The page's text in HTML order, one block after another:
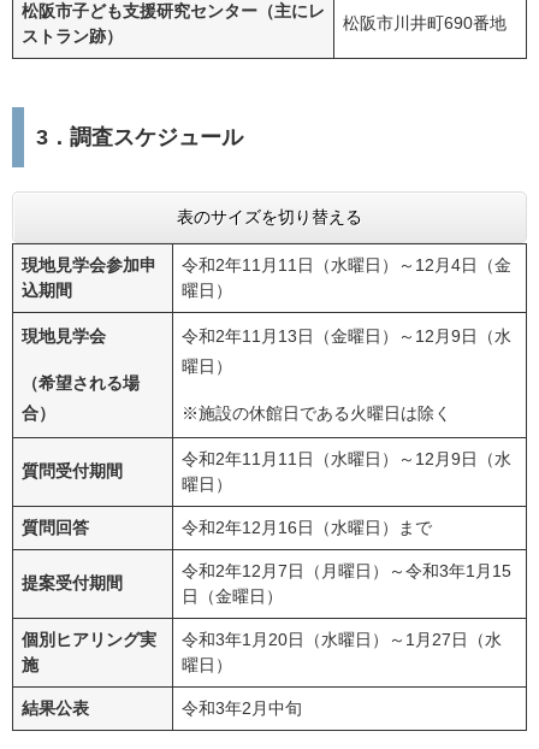
松阪市子ども支援研究センター（主にレ
ストラン跡）
松阪市川井町690番地
3．調査スケジュール
表のサイズを切り替える
現地見学会参加申
込期間
令和2年11月11日（水曜日）～12月4日（金
曜日）
現地見学会
（希望される場
合）
令和2年11月13日（金曜日）～12月9日（水
曜日）
※施設の休館日である火曜日は除く
質問受付期間
令和2年11月11日（水曜日）～12月9日（水
曜日）
質問回答 令和2年12月16日（水曜日）まで
提案受付期間
令和2年12月7日（月曜日）～令和3年1月15
日（金曜日）
個別ヒアリング実
施
令和3年1月20日（水曜日）～1月27日（水
曜日）
結果公表 令和3年2月中旬